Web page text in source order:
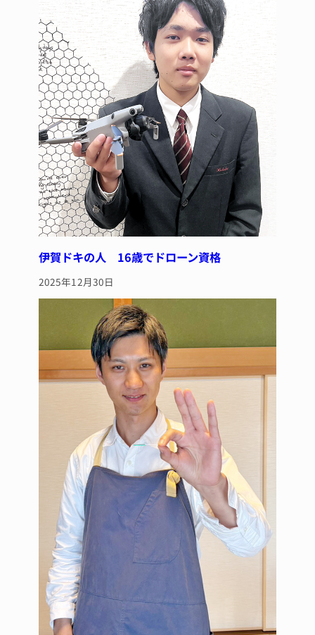
伊賀ドキの人 16歳でドローン資格
2025年12月30日